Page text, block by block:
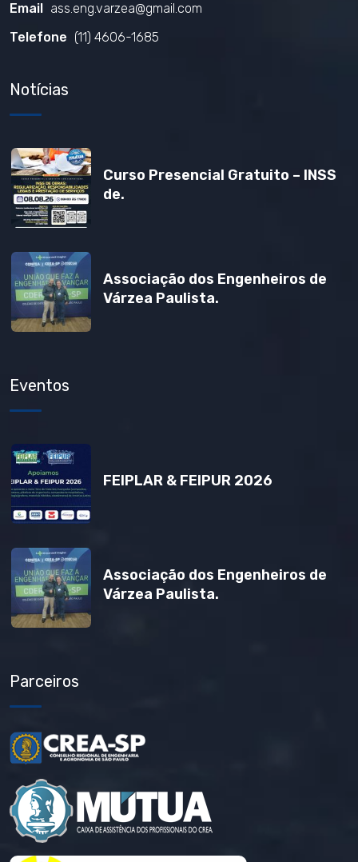
Email
ass.eng.varzea@gmail.com
Telefone (11) 4606-1685
Notícias
Curso Presencial Gratuito – INSS
de.
Associação dos Engenheiros de
Várzea Paulista.
Eventos
FEIPLAR & FEIPUR 2026
Associação dos Engenheiros de
Várzea Paulista.
Parceiros